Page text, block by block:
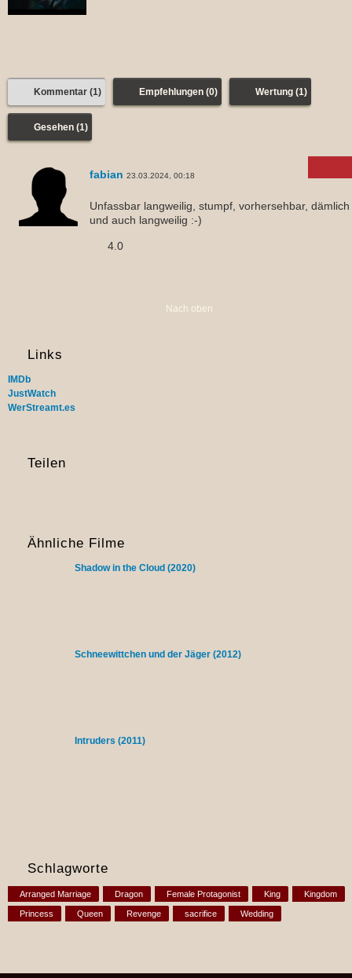
Kommentar (1) Empfehlungen (0) Wertung (1)
Gesehen (1)
fabian 23.03.2024, 00:18
Unfassbar langweilig, stumpf, vorhersehbar, dämlich
und auch langweilig :-)
4.0
Nach oben
Links
IMDb
JustWatch
WerStreamt.es
Teilen
Ähnliche Filme
Shadow in the Cloud (2020)
Schneewittchen und der Jäger (2012)
Intruders (2011)
Schlagworte
Arranged Marriage Dragon Female Protagonist King Kingdom
Princess Queen Revenge sacrifice Wedding